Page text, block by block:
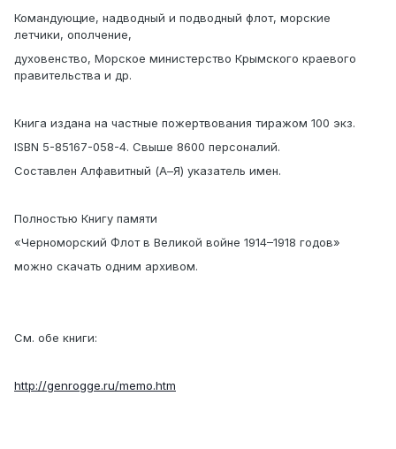
Командующие, надводный и подводный флот, морские
летчики, ополчение,
духовенство, Морское министерство Крымского краевого
правительства и др.
Книга издана на частные пожертвования тиражом 100 экз.
ISBN 5-85167-058-4. Cвыше 8600 персоналий.
Составлен Алфавитный (А–Я) указатель имен.
Полностью Книгу памяти
«Черноморский Флот в Великой войне 1914–1918 годов»
можно скачать одним архивом.
См. обе книги:
http://genrogge.ru/memo.htm